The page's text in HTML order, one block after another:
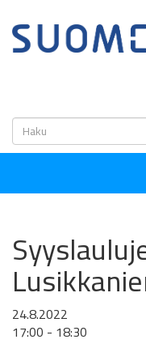
24.8.2022
17:00 - 18:30